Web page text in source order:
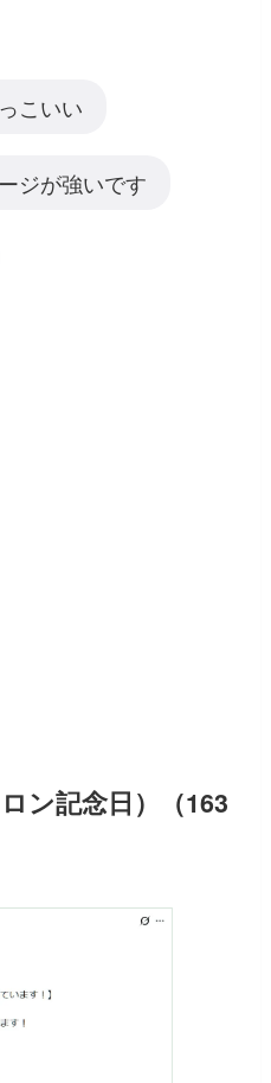
こいい
ジが強いです
ン記念日）（163